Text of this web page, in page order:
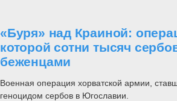
«Буря» над Краиной:
которой сотни тысяч
беженцами
Военная операция хорватской армии,
геноцидом сербов в Югославии.